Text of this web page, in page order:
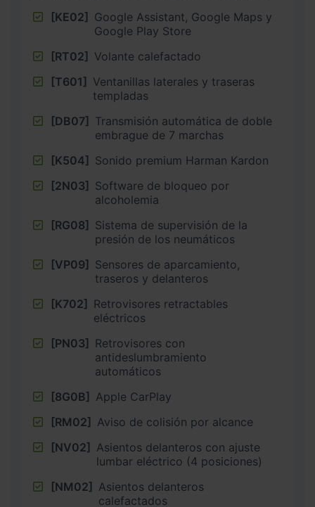
[KE02] Google Assistant, Google Maps y
Google Play Store
[RT02] Volante calefactado
[T601] Ventanillas laterales y traseras
templadas
[DB07] Transmisión automática de doble
embrague de 7 marchas
[K504] Sonido premium Harman Kardon
[2N03] Software de bloqueo por
alcoholemia
[RG08] Sistema de supervisión de la
presión de los neumáticos
[VP09] Sensores de aparcamiento,
traseros y delanteros
[K702] Retrovisores retractables
eléctricos
[PN03] Retrovisores con
antideslumbramiento
automáticos
[8G0B] Apple CarPlay
[RM02] Aviso de colisión por alcance
[NV02] Asientos delanteros con ajuste
lumbar eléctrico (4 posiciones)
[NM02] Asientos delanteros
calefactados